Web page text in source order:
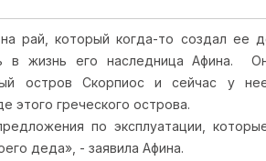
рай, который когда-то создал ее
в жизнь его наследница Афина.
остров Скорпиос и сейчас у
этого греческого острова.
по эксплуатации,
деда», - заявила Афина.